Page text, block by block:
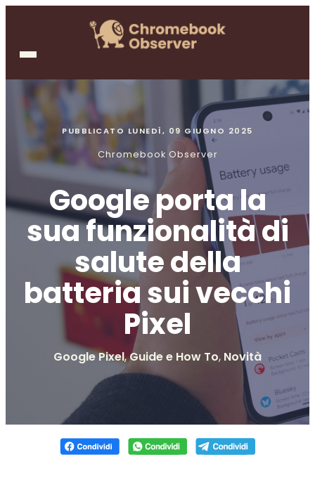
PUBBLICATO LUNEDÌ, 09 GIUGNO 2025
Chromebook Observer
Google porta la
sua funzionalità di
salute della
batteria sui vecchi
Pixel
Google Pixel,Guide e How To, Novità